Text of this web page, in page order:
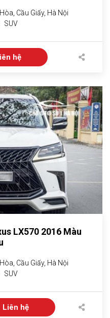
Cầu Giấy, Hà Nội
SUV
hệ
LX570 2016 Màu
Cầu Giấy, Hà Nội
SUV
Liên hệ